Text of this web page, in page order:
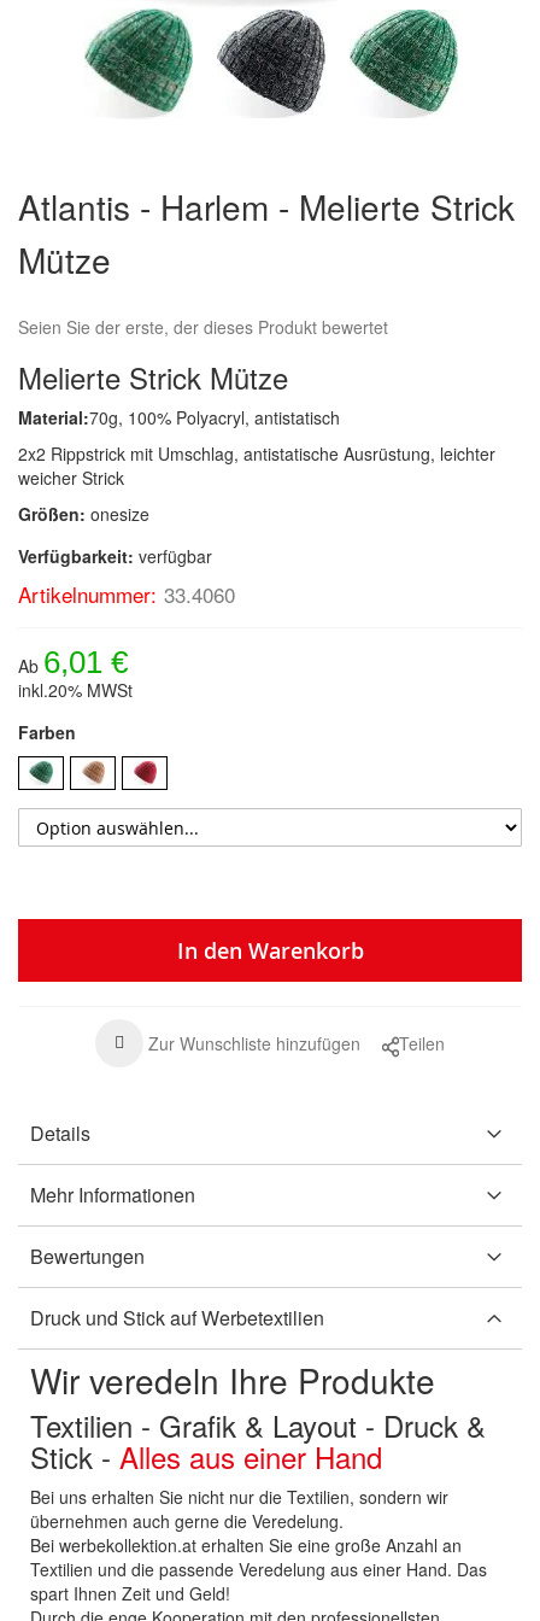
der
Bildergalerie
springen
Atlantis - Harlem - Melierte Strick
Mütze
Seien Sie der erste, der dieses Produkt bewertet
Melierte Strick Mütze
Material:70g, 100% Polyacryl, antistatisch
2x2 Rippstrick mit Umschlag, antistatische Ausrüstung, leichter
weicher Strick
Größen: onesize
Verfügbarkeit: verfügbar
Artikelnummer: 33.4060
Ab 6,01 €
inkl.20% MWSt
Farben
In den Warenkorb
Zur Wunschliste hinzufügen Teilen
Details
Mehr Informationen
Bewertungen
Druck und Stick auf Werbetextilien
Wir veredeln Ihre Produkte
Textilien - Grafik & Layout - Druck &
Stick - Alles aus einer Hand
Bei uns erhalten Sie nicht nur die Textilien, sondern wir
übernehmen auch gerne die Veredelung.
Bei werbekollektion.at erhalten Sie eine große Anzahl an
Textilien und die passende Veredelung aus einer Hand. Das
spart Ihnen Zeit und Geld!